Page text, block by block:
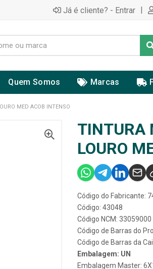
Já é cliente? - Entrar |
Quem Somos Marcas
MED ACOB INTENSO
TINTURA
LOURO
Código do Fabricante:
Código: 43048
Código NCM: 33059000
Código de Barras do
Código de Barras da
Embalagem: UN
Embalagem Master: